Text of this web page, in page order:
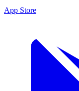
App Store